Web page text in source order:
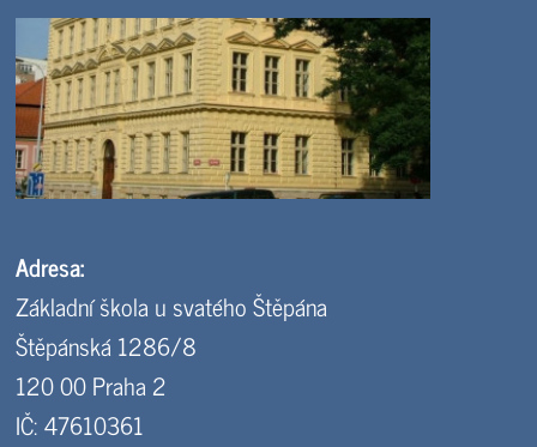
Adresa:
Základní škola u svatého Štěpána
Štěpánská 1286/8
120 00 Praha 2
IČ: 47610361